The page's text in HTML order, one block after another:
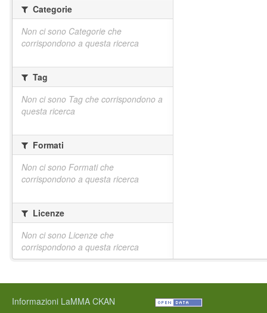
Categorie
Non ci sono Categorie che
corrispondono a questa ricerca
Tag
Non ci sono Tag che corrispondono a
questa ricerca
Formati
Non ci sono Formati che
corrispondono a questa ricerca
Licenze
Non ci sono Licenze che
corrispondono a questa ricerca
Informazioni LaMMA CKAN